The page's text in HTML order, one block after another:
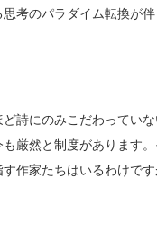
考のパラダイム転換が
詩にのみこだわってい
厳然と制度があります
作家たちはいるわけで